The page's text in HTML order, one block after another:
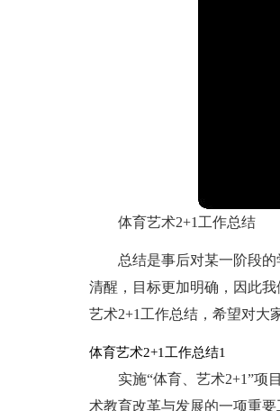
体育艺术2+1工作总结
总结是事后对某一阶段
清醒，目标更加明确，因此
艺术2+1工作总结，希望对大
体育艺术2+1工作总结1
实施“体育、艺术2+1”项
术教育改革与发展的一项重